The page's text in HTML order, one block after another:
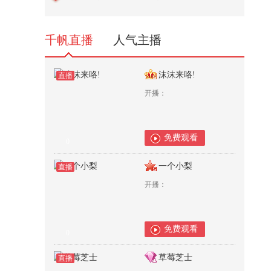
千帆直播 人气主播
直播 沫沫来咯!
开播：
免费观看
直播 一个小梨
开播：
免费观看
直播 草莓芝士